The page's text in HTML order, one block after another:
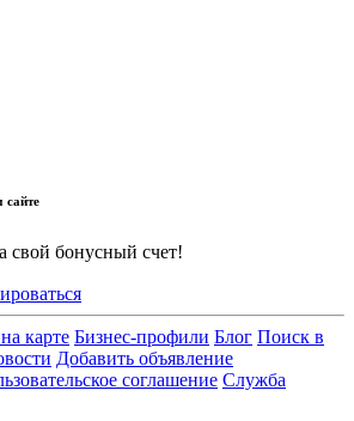
сайте
свой бонусный счет!
карте Бизнес-профили Блог Поиск в
Добавить объявление
соглашение Служба